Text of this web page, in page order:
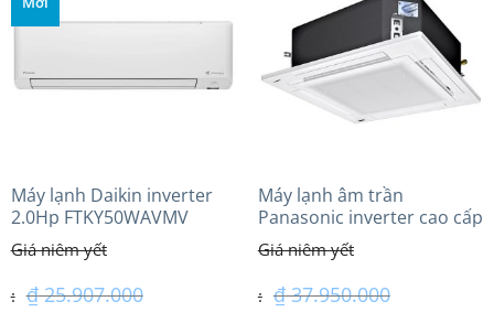
₫ 31.450.000. ₫ 30.750.000.
Máy lạnh Daikin inverter
2.0Hp FTKY50WAVMV
₫25.907.000
Máy lạnh âm trần
Panasonic inverter cao cấp
(4.0Hp) S-3448PU3HA/U-
34PRH1H5
₫37.950.000